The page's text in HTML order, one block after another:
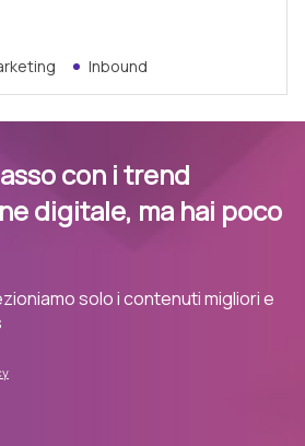
Inbound
con i trend
digitale, ma hai poco
solo i contenuti migliori e